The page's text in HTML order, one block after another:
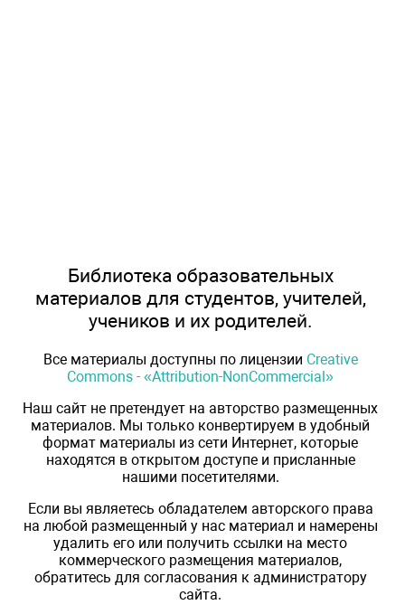
Библиотека образовательных
материалов для студентов, учителей,
учеников и их родителей.
Все материалы доступны по лицензии Creative
Commons - «Attribution-NonCommercial»
Наш сайт не претендует на авторство размещенных
материалов. Мы только конвертируем в удобный
формат материалы из сети Интернет, которые
находятся в открытом доступе и присланные
нашими посетителями.
Если вы являетесь обладателем авторского права
на любой размещенный у нас материал и намерены
удалить его или получить ссылки на место
коммерческого размещения материалов,
обратитесь для согласования к администратору
сайта.